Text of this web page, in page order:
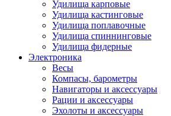
Удилища карповые
Удилища кастинговые
Удилища поплавочные
Удилища спиннинговые
Удилища фидерные
Электроника
Весы
Компасы, барометры
Навигаторы и аксессуары
Рации и аксессуары
Эхолоты и аксессуары